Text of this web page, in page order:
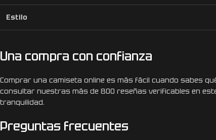
Estilo
Una compra con confianza
Comprar una camiseta online es más fácil cuando sabes
consultar nuestras más de 800 reseñas verificables en
tranquilidad.
Preguntas frecuentes